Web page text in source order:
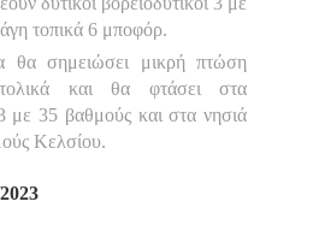
τοπικά 6 μποφόρ.
θα σημειώσει μικρή πτώση
και θα φτάσει στα
με 35 βαθμούς και στα νησιά
Κελσίου.